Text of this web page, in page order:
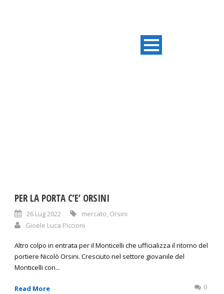
PER LA PORTA C’E’ ORSINI
26 Lug 2022 mercato, Orsini
Gioele Luca Piccioni
Altro colpo in entrata per il Monticelli che ufficializza il ritorno del
portiere Nicolò Orsini. Cresciuto nel settore giovanile del
Monticelli con...
Read More 0